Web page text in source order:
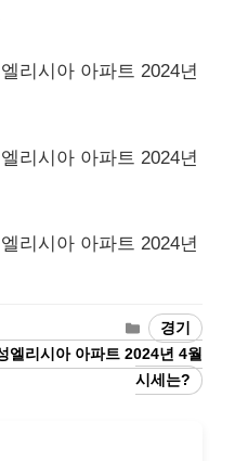
리시아 아파트 2024년
리시아 아파트 2024년
리시아 아파트 2024년
Categories
경기
엘리시아 아파트 2024년 4월
시세는?